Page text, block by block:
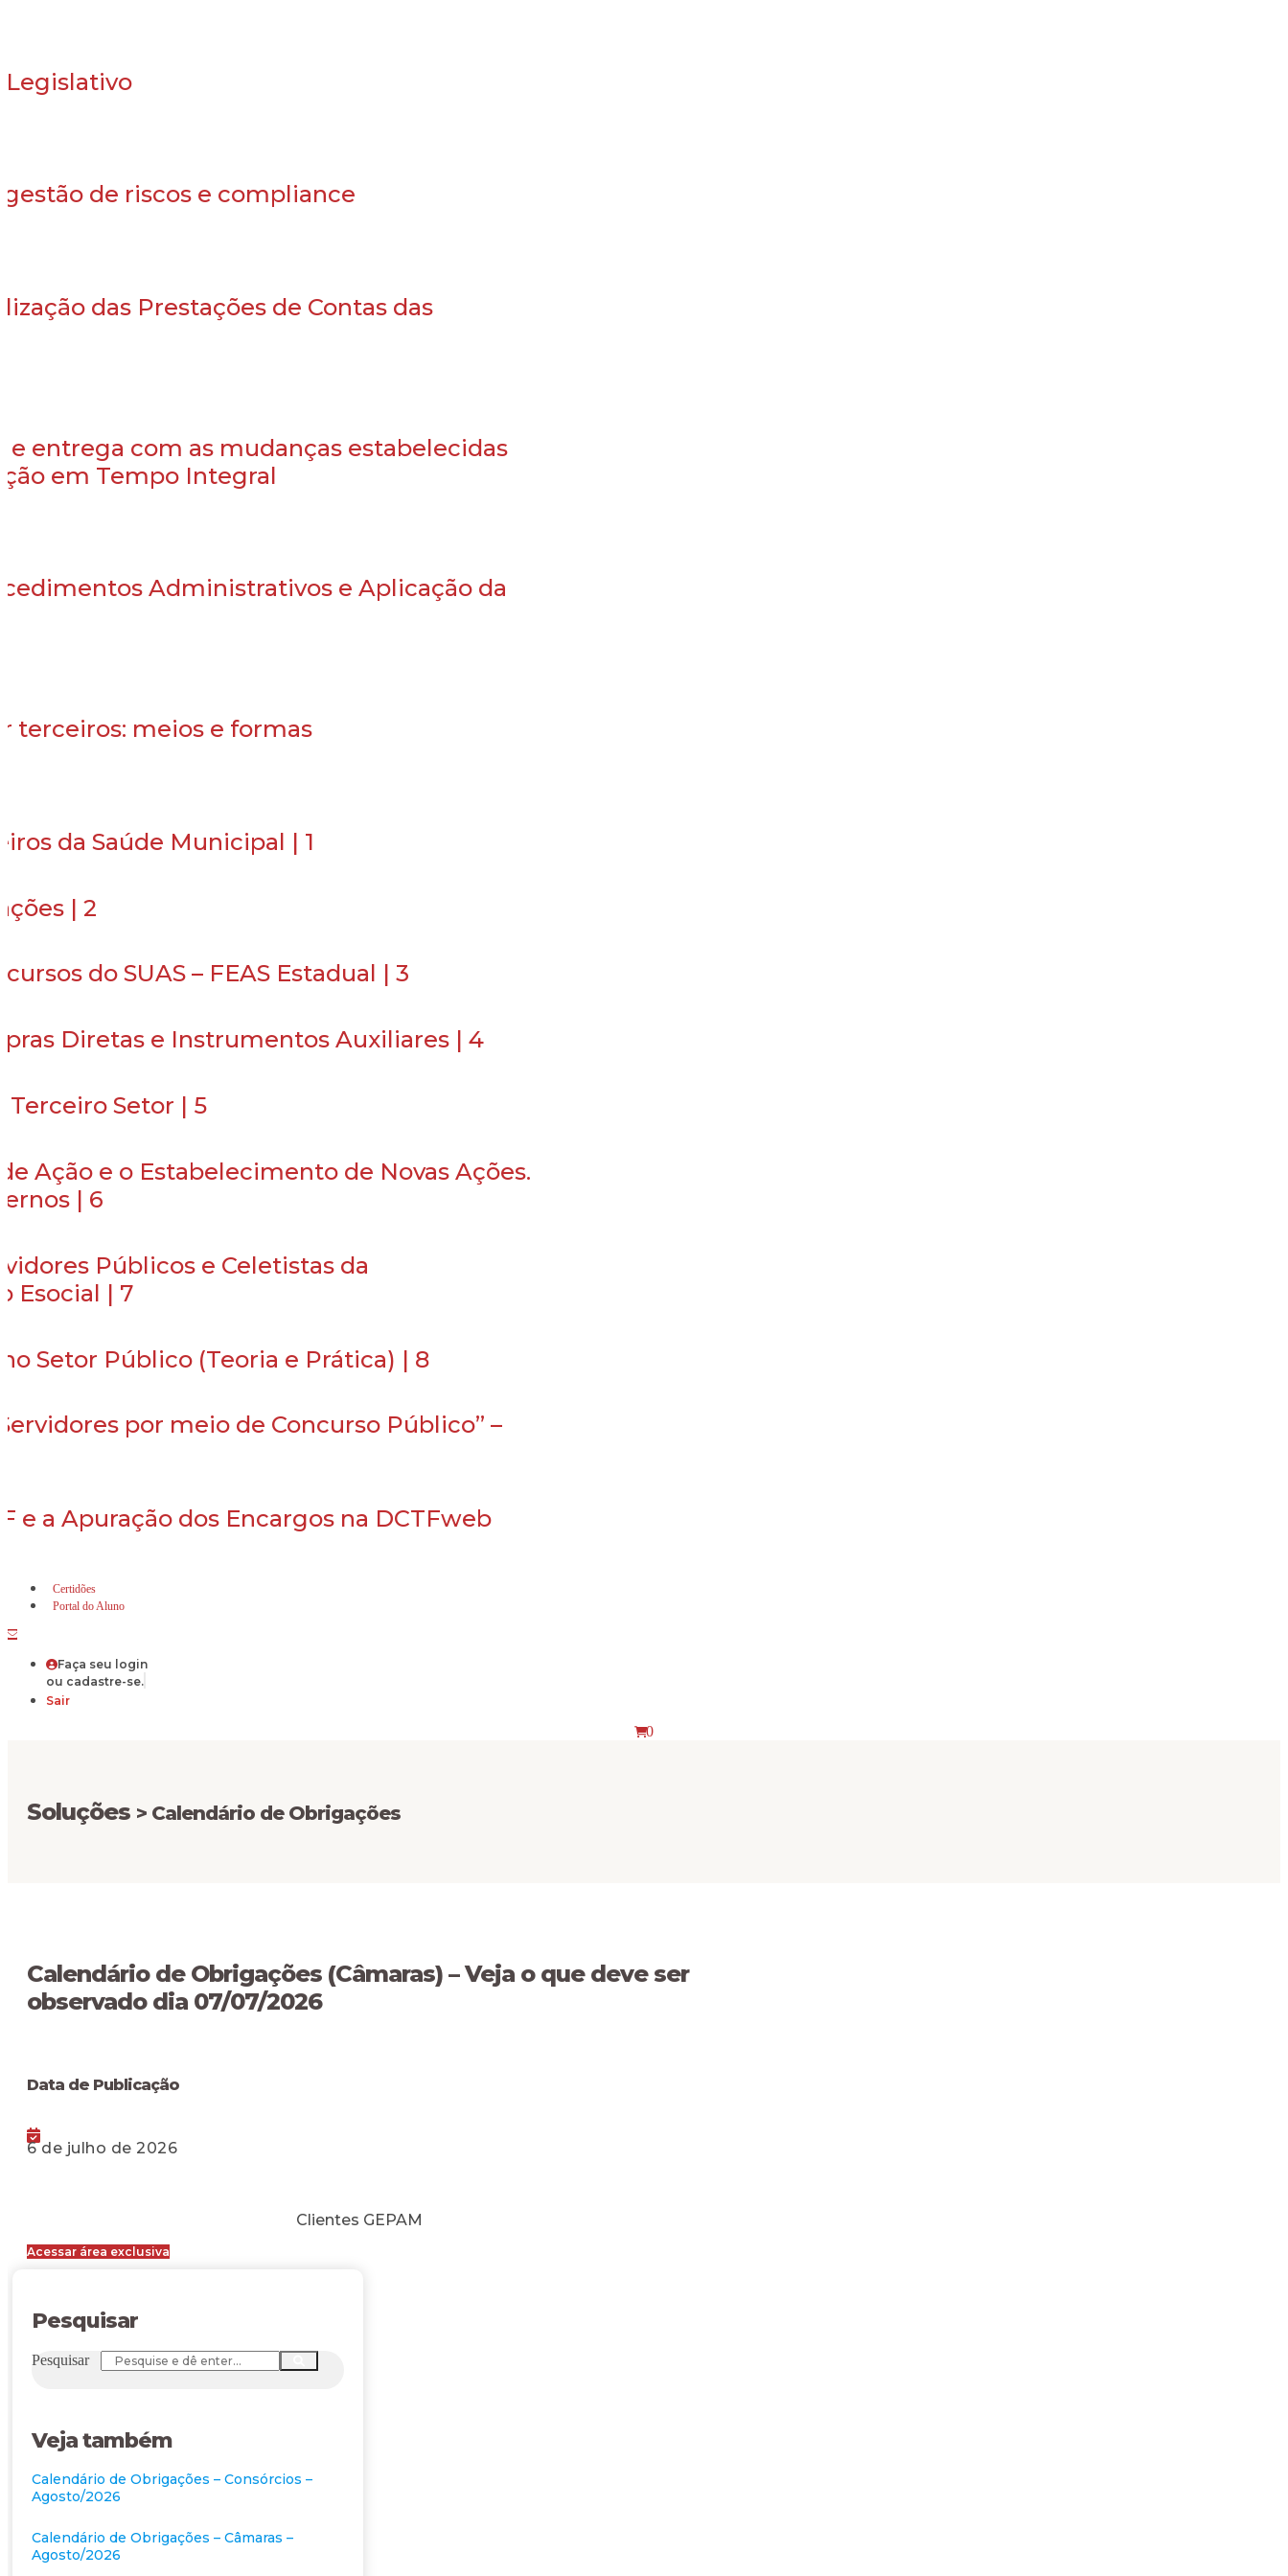
Legislativo
de riscos e compliance
das Prestações de Contas das
e entrega com as mudanças estabelecidas
em Tempo Integral
Administrativos e Aplicação da
terceiros: meios e formas
da Saúde Municipal | 1
| 2
do SUAS – FEAS Estadual | 3
Diretas e Instrumentos Auxiliares | 4
Terceiro Setor | 5
Ação e o Estabelecimento de Novas Ações.
| 6
Públicos e Celetistas da
Esocial | 7
Setor Público (Teoria e Prática) | 8
por meio de Concurso Público” –
e a Apuração dos Encargos na DCTFweb
Certidões
Portal do Aluno
Faça seu login
ou cadastre-se.
Sair
0
Soluções > Calendário de Obrigações
Calendário de Obrigações (Câmaras) – Veja o que deve ser
observado dia 07/07/2026
Data de Publicação
6 de julho de 2026
Clientes GEPAM
Acessar área exclusiva
Pesquisar
Pesquisar
Veja também
Calendário de Obrigações – Consórcios –
Agosto/2026
Calendário de Obrigações – Câmaras –
Agosto/2026